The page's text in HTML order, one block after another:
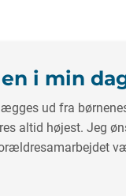
i min
ud fra
altid højest. Jeg